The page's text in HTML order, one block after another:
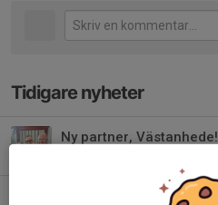
Tidigare nyheter
Ny partner, Västanhede!
Mejlproblem löst!